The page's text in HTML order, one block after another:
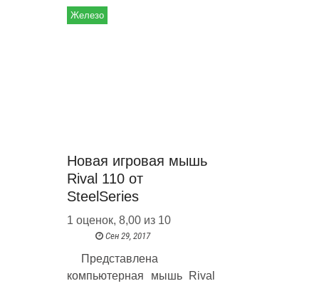
Железо
Новая игровая мышь
Rival 110 от
SteelSeries
1 оценок, 8,00 из 10
Сен 29, 2017
Представлена
компьютерная мышь Rival